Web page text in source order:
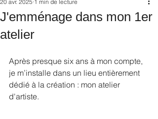
J'emménage dans mon 1er
atelier
20 avr. 2025 1 min de lecture
Après presque six ans à mon compte,
je m’installe dans un lieu entièrement
dédié à la création : mon atelier
d'artiste.